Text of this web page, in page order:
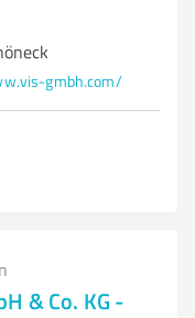
gmbh.com/
& Co. KG -